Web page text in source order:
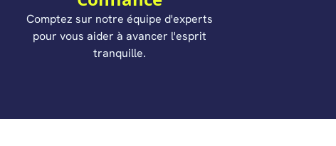
Comptez sur notre équipe d'experts
pour vous aider à avancer l'esprit
tranquille.